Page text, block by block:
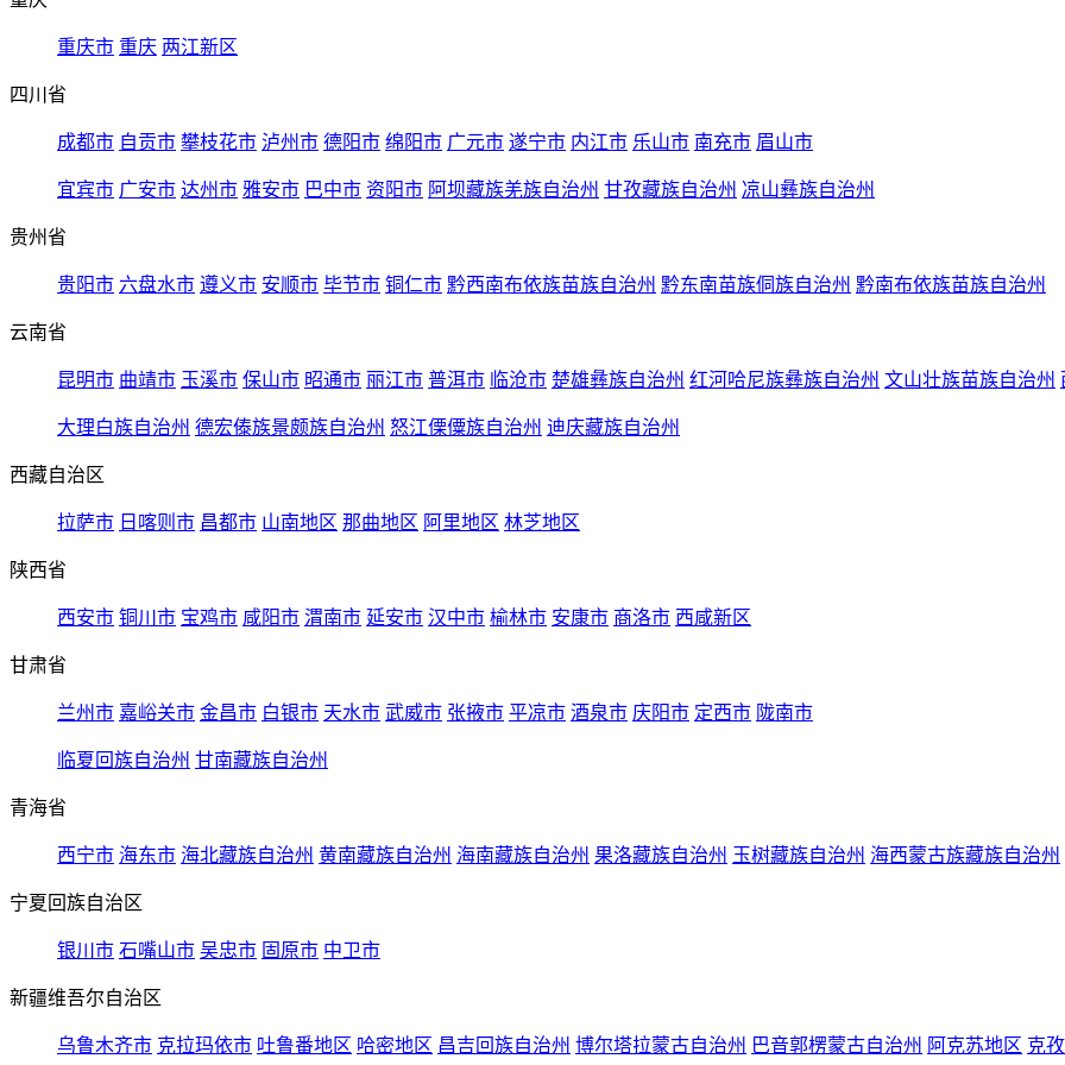
重庆市 重庆 两江新区
四川省
成都市 自贡市 攀枝花市 泸州市 德阳市 绵阳市 广元市 遂宁市 内江市 乐山市 南充市 眉山市
宜宾市 广安市 达州市 雅安市 巴中市 资阳市 阿坝藏族羌族自治州 甘孜藏族自治州 凉山彝族自治州
贵州省
贵阳市 六盘水市 遵义市 安顺市 毕节市 铜仁市 黔西南布依族苗族自治州 黔东南苗族侗族自治州 黔南布依族苗族自治州
云南省
昆明市 曲靖市 玉溪市 保山市 昭通市 丽江市 普洱市 临沧市 楚雄彝族自治州 红河哈尼族彝族自治州 文山壮族苗族自治州
大理白族自治州 德宏傣族景颇族自治州 怒江傈僳族自治州 迪庆藏族自治州
西藏自治区
拉萨市 日喀则市 昌都市 山南地区 那曲地区 阿里地区 林芝地区
陕西省
西安市 铜川市 宝鸡市 咸阳市 渭南市 延安市 汉中市 榆林市 安康市 商洛市 西咸新区
甘肃省
兰州市 嘉峪关市 金昌市 白银市 天水市 武威市 张掖市 平凉市 酒泉市 庆阳市 定西市 陇南市
临夏回族自治州 甘南藏族自治州
青海省
西宁市 海东市 海北藏族自治州 黄南藏族自治州 海南藏族自治州 果洛藏族自治州 玉树藏族自治州 海西蒙古族藏族自治州
宁夏回族自治区
银川市 石嘴山市 吴忠市 固原市 中卫市
新疆维吾尔自治区
乌鲁木齐市 克拉玛依市 吐鲁番地区 哈密地区 昌吉回族自治州 博尔塔拉蒙古自治州 巴音郭楞蒙古自治州 阿克苏地区 克